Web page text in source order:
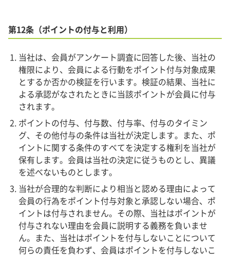
第12条（ポイントの付与と利用）
当社は、会員がアンケート調査に回答した後、当社の
権限により、会員による行動をポイント付与対象成果
とするか否かの検証を行います。検証の結果、当社に
よる承認がなされたときに当該ポイントが会員に付与
されます。
ポイントの付与、付与数、付与率、付与のタイミン
グ、その他付与の条件は当社が決定します。また、ポ
イントに関する条件のすべてを決定する権利を当社が
保有します。会員は当社の決定に従うものとし、異議
を述べないものとします。
当社が合理的な判断により相当と認める理由によって
会員の行為をポイント付与対象と承認しない場合、ポ
イントは付与されません。その際、当社はポイントが
付与されない理由を会員に説明する義務を負いませ
ん。また、当社はポイントを付与しないことについて
何らの責任を負わず、会員はポイントを付与しないこ